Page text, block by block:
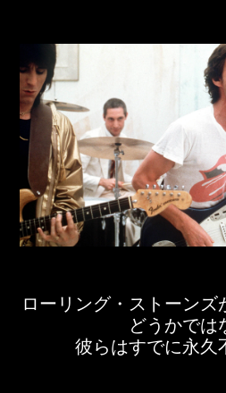
ローリング・ストーン
どうかでは
彼らはすでに永久